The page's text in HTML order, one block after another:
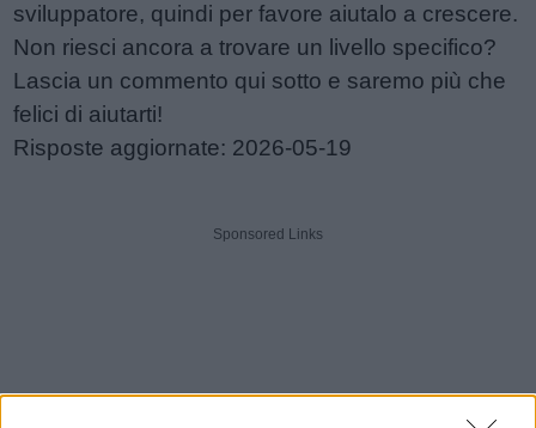
sviluppatore, quindi per favore aiutalo a crescere.
Non riesci ancora a trovare un livello specifico?
Lascia un commento qui sotto e saremo più che
felici di aiutarti!
Risposte aggiornate: 2026-05-19
Sponsored Links